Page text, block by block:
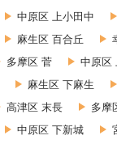
中原区 上小田中
麻生区 百合丘
多摩区 菅
中原区
麻生区 下麻生
高津区 末長
多摩
中原区 下新城